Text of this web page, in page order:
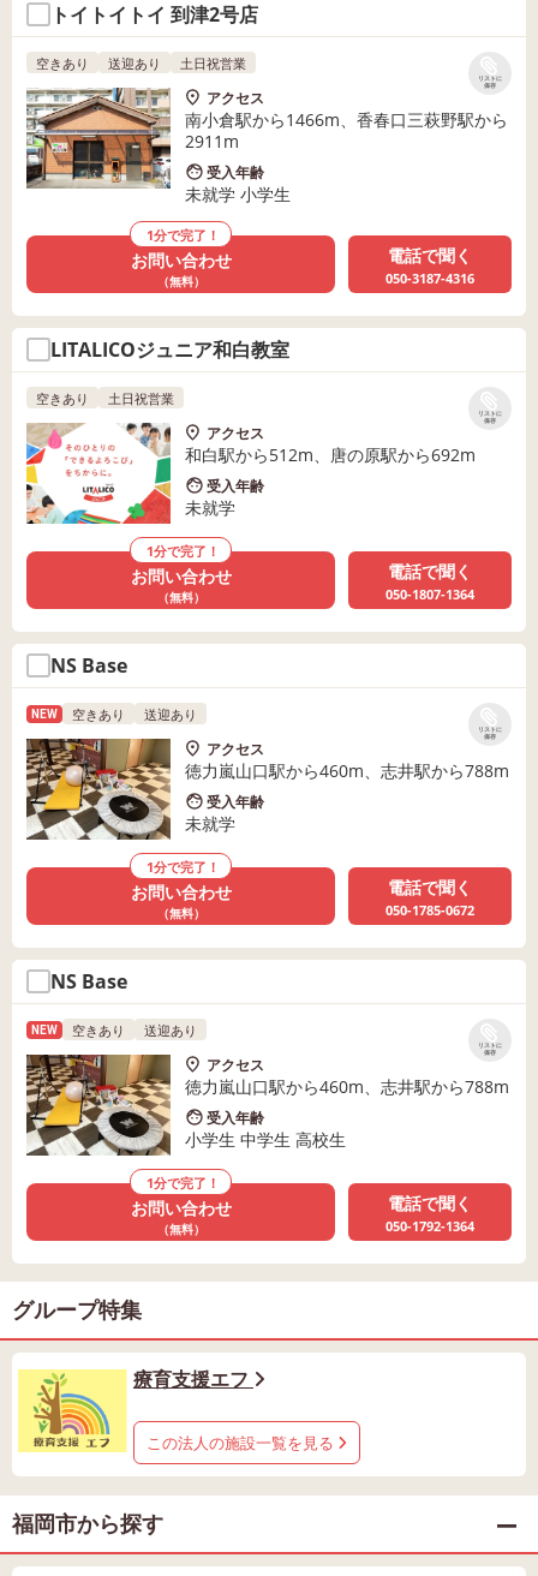
トイトイトイ 到津2号店
リストに
保存
空きあり 送迎あり 土日祝営業
アクセス
南小倉駅から1466m、香春口三萩野駅から
2911m
受入年齢
未就学 小学生
1分で完了！
お問い合わせ
（無料）
電話で聞く
050-3187-4316
LITALICOジュニア和白教室
リストに
保存
空きあり 土日祝営業
アクセス
和白駅から512m、唐の原駅から692m
受入年齢
未就学
1分で完了！
お問い合わせ
（無料）
電話で聞く
050-1807-1364
NS Base
リストに
保存
NEW 空きあり 送迎あり
アクセス
徳力嵐山口駅から460m、志井駅から788m
受入年齢
未就学
1分で完了！
お問い合わせ
（無料）
電話で聞く
050-1785-0672
NS Base
リストに
保存
NEW 空きあり 送迎あり
アクセス
徳力嵐山口駅から460m、志井駅から788m
受入年齢
小学生 中学生 高校生
1分で完了！
お問い合わせ
（無料）
電話で聞く
050-1792-1364
グループ特集
療育支援エフ
この法人の施設一覧を見る
福岡市から探す